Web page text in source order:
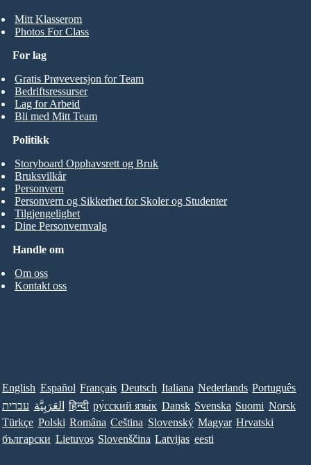
Mitt Klasserom
Photos For Class
For lag
Gratis Prøveversjon for Team
Bedriftsressurser
Lag for Arbeid
Bli med Mitt Team
Handle om
Om oss
Kontakt oss
Politikk
Storyboard Opphavsrett og Bruk
Bruksvilkår
Personvern
Personvern og Sikkerhet for Skoler og Studenter
Tilgjengelighet
Dine Personvernvalg
English Español Français Deutsch Italiana Nederlands Português
עברית العَرَبِيَّة हिन्दी ру́сский язы́к Dansk Svenska Suomi Norsk
Türkçe Polski Româna Ceština Slovenský Magyar Hrvatski
български Lietuvos Slovenščina Latvijas eesti